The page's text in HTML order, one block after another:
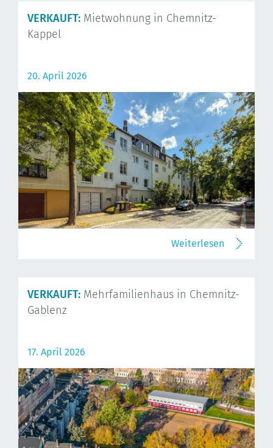
VERKAUFT: Mietwohnung in Chemnitz-
Kappel
20. April 2026
Weiterlesen
VERKAUFT: Mehrfamilienhaus in Chemnitz-
Gablenz
17. April 2026